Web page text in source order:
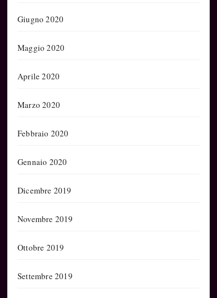
Giugno 2020
Maggio 2020
Aprile 2020
Marzo 2020
Febbraio 2020
Gennaio 2020
Dicembre 2019
Novembre 2019
Ottobre 2019
Settembre 2019